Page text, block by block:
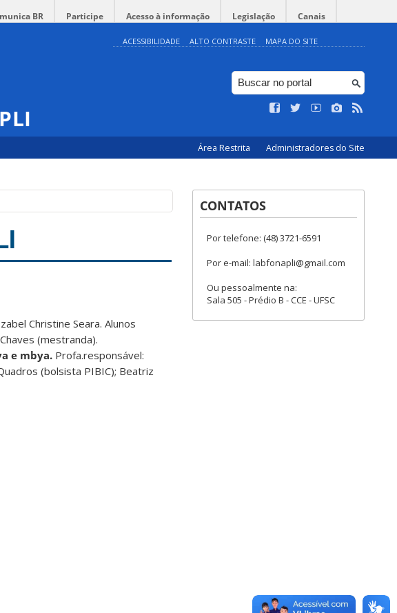
BR Participe Acesso à informação Legislação Canais
ACESSIBILIDADE ALTO CONTRASTE MAPA DO SITE
Área Restrita Administradores do Site
Christine Seara. Alunos
(mestranda).
e mbya. Profa.responsável:
(bolsista PIBIC); Beatriz
CONTATOS
Por telefone: (48) 3721-6591
Por e-mail: labfonapli@gmail.com
Ou pessoalmente na:
Sala 505 - Prédio B - CCE - UFSC